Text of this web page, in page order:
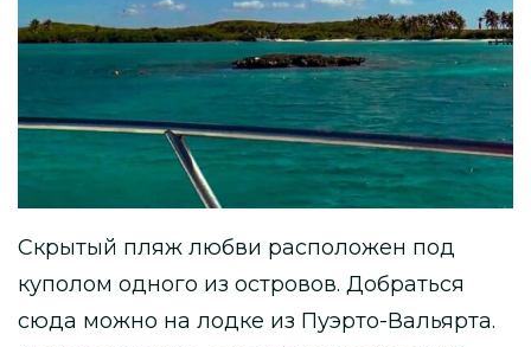
Скрытый пляж любви расположен под
куполом одного из островов. Добраться
сюда можно на лодке из Пуэрто-Вальярта.